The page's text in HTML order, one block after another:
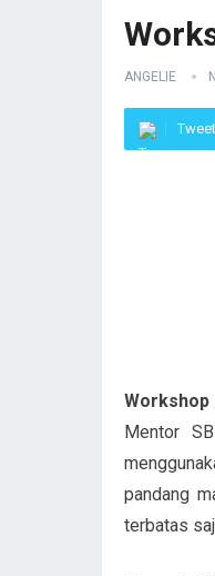
ANGELIE
Mentor
pandang
terbatas